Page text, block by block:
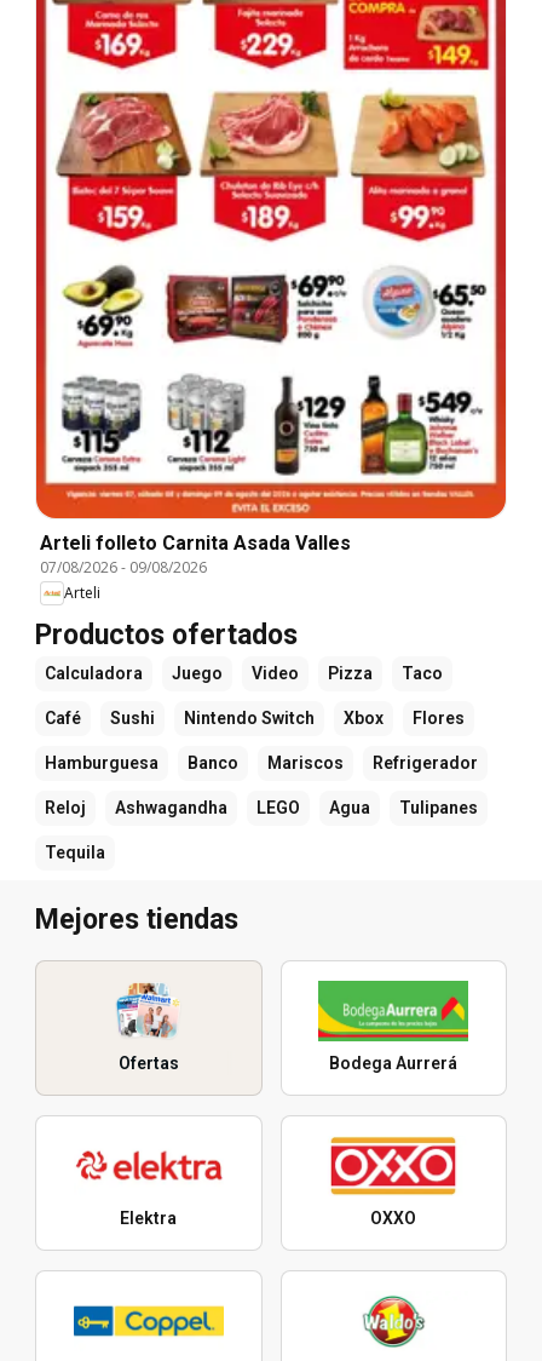
Arteli folleto Carnita Asada Valles
07/08/2026- 09/08/2026
Arteli
Productos ofertados
Calculadora Juego Video Pizza Taco
Café Sushi Nintendo Switch Xbox Flores
Hamburguesa Banco Mariscos Refrigerador
Reloj Ashwagandha LEGO Agua Tulipanes
Tequila
Mejores tiendas
Ofertas Bodega Aurrerá
Elektra OXXO